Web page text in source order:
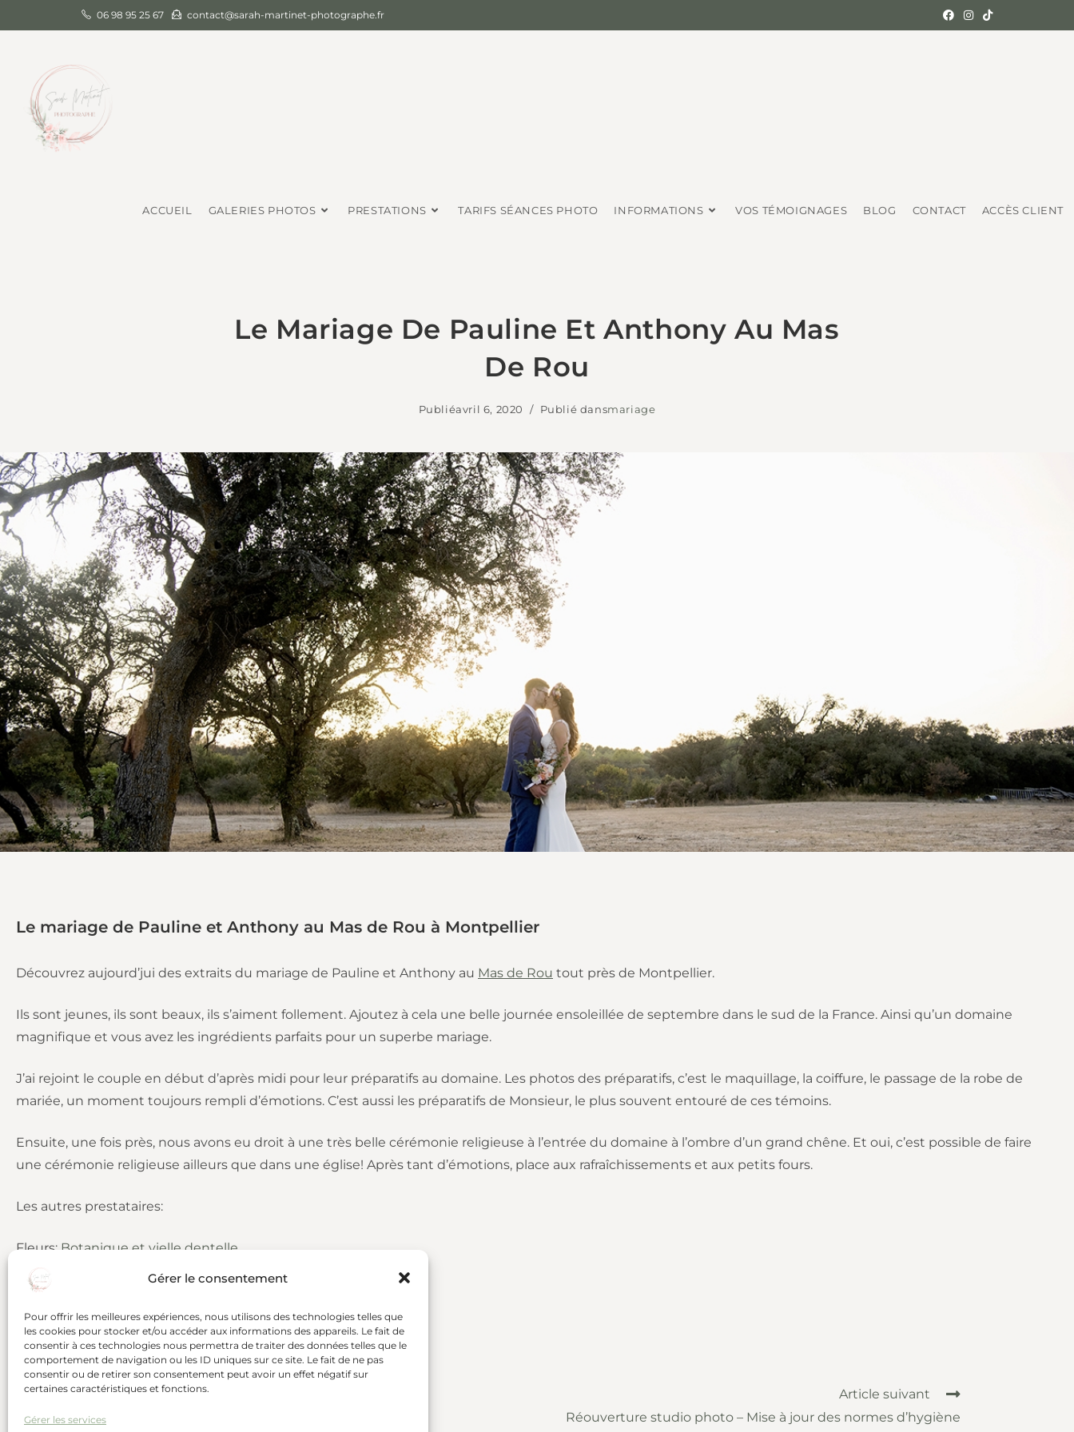
Gérer le consentement
Pour offrir les meilleures expériences, nous utilisons des technologies telles que
les cookies pour stocker et/ou accéder aux informations des appareils. Le fait de
consentir à ces technologies nous permettra de traiter des données telles que le
comportement de navigation ou les ID uniques sur ce site. Le fait de ne pas
consentir ou de retirer son consentement peut avoir un effet négatif sur
certaines caractéristiques et fonctions.
Gérer les services
06 98 95 25 67 contact@sarah-martinet-photographe.fr
ACCUEIL GALERIES PHOTOS PRESTATIONS TARIFS SÉANCES PHOTO INFORMATIONS VOS TÉMOIGNAGES BLOG CONTACT ACCÈS CLIENT
Le Mariage De Pauline Et Anthony Au Mas
De Rou
Publiéavril 6, 2020 Publié dansmariage
Le mariage de Pauline et Anthony au Mas de Rou à Montpellier
Découvrez aujourd’jui des extraits du mariage de Pauline et Anthony au Mas de Rou tout près de Montpellier.
Ils sont jeunes, ils sont beaux, ils s’aiment follement. Ajoutez à cela une belle journée ensoleillée de septembre dans le sud de la France. Ainsi qu’un domaine
magnifique et vous avez les ingrédients parfaits pour un superbe mariage.
J’ai rejoint le couple en début d’après midi pour leur préparatifs au domaine. Les photos des préparatifs, c’est le maquillage, la coiffure, le passage de la robe de
mariée, un moment toujours rempli d’émotions. C’est aussi les préparatifs de Monsieur, le plus souvent entouré de ces témoins.
Ensuite, une fois près, nous avons eu droit à une très belle cérémonie religieuse à l’entrée du domaine à l’ombre d’un grand chêne. Et oui, c’est possible de faire
une cérémonie religieuse ailleurs que dans une église! Après tant d’émotions, place aux rafraîchissements et aux petits fours.
Les autres prestataires:
Fleurs: Botanique et vielle dentelle
Vidéaste:
Traiteur:Traiteur Grand
Article précédent
Article suivant
Réouverture studio photo – Mise à jour des normes d’hygiène